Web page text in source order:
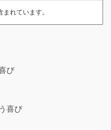
れています。
び
喜び